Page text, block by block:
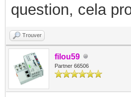
question, cela
Trouver
filou59
Partner 66506